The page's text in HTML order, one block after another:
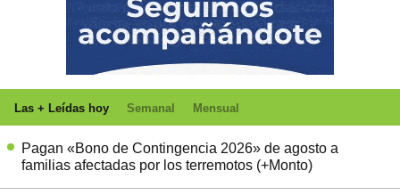
Las + Leídas hoy Semanal Mensual
Pagan «Bono de Contingencia 2026» de agosto a
familias afectadas por los terremotos (+Monto)